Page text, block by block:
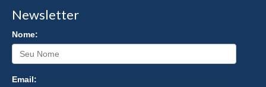
Newsletter
Nome:
Email: